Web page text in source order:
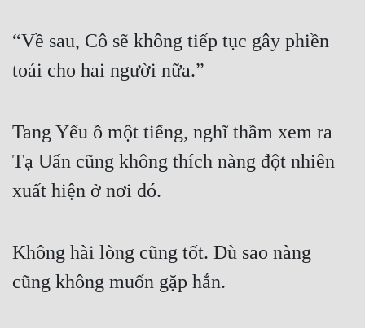
“Về sau, Cô sẽ không tiếp tục gây phiền
toái cho hai người nữa.”
Tang Yểu ồ một tiếng, nghĩ thầm xem ra
Tạ Uẩn cũng không thích nàng đột nhiên
xuất hiện ở nơi đó.
Không hài lòng cũng tốt. Dù sao nàng
cũng không muốn gặp hắn.